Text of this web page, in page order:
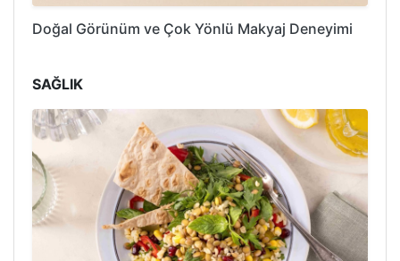
Doğal Görünüm ve Çok Yönlü Makyaj Deneyimi
SAĞLIK